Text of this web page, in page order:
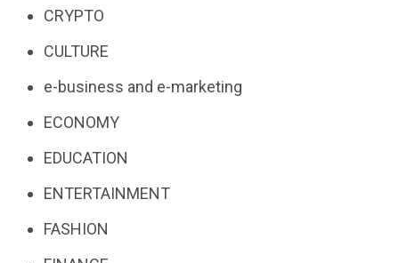
CRYPTO
CULTURE
e-business and e-marketing
ECONOMY
EDUCATION
ENTERTAINMENT
FASHION